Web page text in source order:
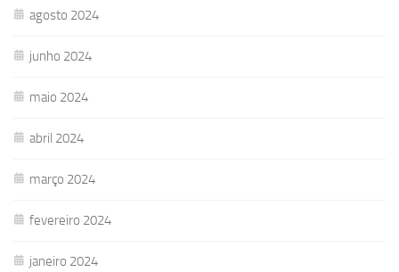
agosto 2024
junho 2024
maio 2024
abril 2024
março 2024
fevereiro 2024
janeiro 2024